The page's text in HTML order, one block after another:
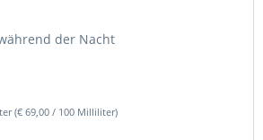
der Nacht
(€ 69,00 / 100 Milliliter)